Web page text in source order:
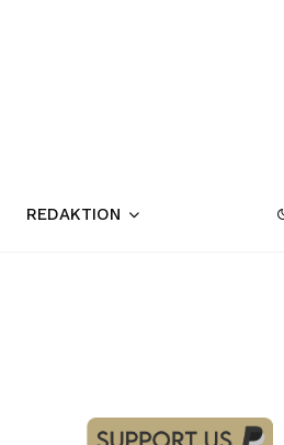
REDAKTION